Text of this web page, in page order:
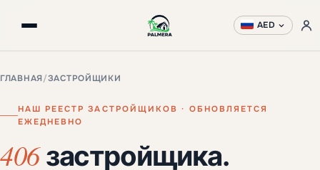
AED
ГЛАВНАЯ/ЗАСТРОЙЩИКИ
НАШ РЕЕСТР ЗАСТРОЙЩИКОВ · ОБНОВЛЯЕТСЯ
ЕЖЕДНЕВНО
406застройщика.